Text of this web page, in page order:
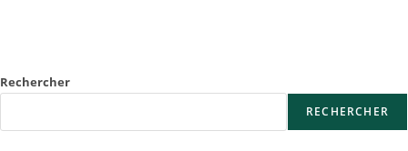
Rechercher
RECHERCHER